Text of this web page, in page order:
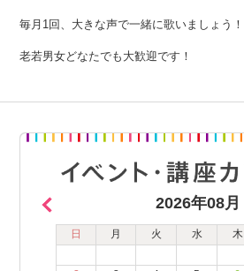
毎月1回、大きな声で一緒に歌いましょう！
老若男女どなたでも大歓迎です！
2026年08月
日 月 火 水 木